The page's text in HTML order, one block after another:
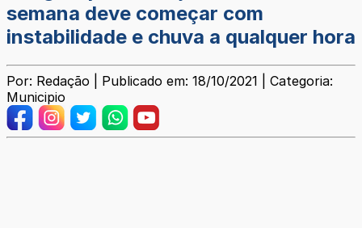
semana deve começar com
instabilidade e chuva a qualquer hora
Por: Redação | Publicado em: 18/10/2021 | Categoria:
Municipio